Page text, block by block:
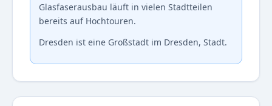
Glasfaserausbau läuft in vielen Stadtteilen
bereits auf Hochtouren.
Dresden ist eine Großstadt im Dresden, Stadt.